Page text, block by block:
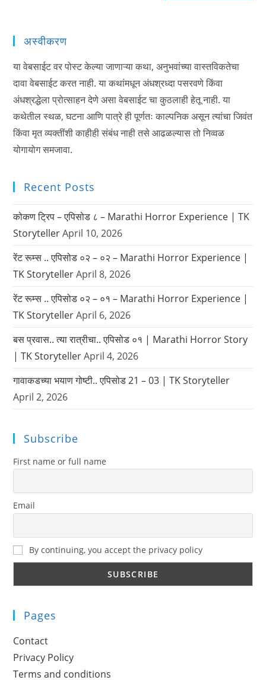
अस्वीकरण
या वेबसाईट वर पोस्ट केल्या जाणाऱ्या कथा, अनुभवांच्या वास्तविकतेचा
दावा वेबसाईट करत नाही. या कथांमधून अंधश्रध्दा पसरवणे किंवा
अंधश्रद्धेला प्रोत्साहन देणे असा वेबसाईट चा कुठलाही हेतू नाही. या
कथेतील स्थळ, घटना आणि पात्रे ही पूर्णतः काल्पनिक असून त्यांचा जिवंत
किंवा मृत व्यक्तींशी काहीही संबंध नाही तसे आढळल्यास तो निव्वळ
योगायोग समजावा.
Recent Posts
कोकण ट्रिप – एपिसोड ८ – Marathi Horror Experience | TK
Storyteller April 10, 2026
रेंट रूम्स .. एपिसोड ०२ – ०२ – Marathi Horror Experience |
TK Storyteller April 8, 2026
रेंट रूम्स .. एपिसोड ०२ – ०१ – Marathi Horror Experience |
TK Storyteller April 6, 2026
बस प्रवास.. त्या रात्रीचा.. एपिसोड ०१ | Marathi Horror Story
| TK Storyteller April 4, 2026
गावाकडच्या भयाण गोष्टी.. एपिसोड 21 – 03 | TK Storyteller
April 2, 2026
Subscribe
First name or full name
Email
By continuing, you accept the privacy policy
Pages
Contact
Privacy Policy
Terms and conditions